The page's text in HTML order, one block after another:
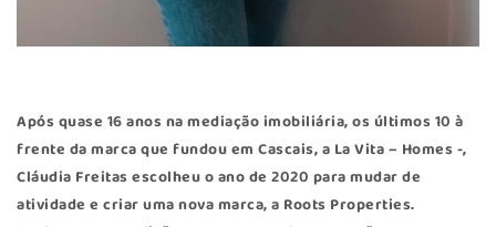
Após quase 16 anos na mediação imobiliária, os últimos 10 à
frente da marca que fundou em Cascais, a La Vita – Homes -,
Cláudia Freitas escolheu o ano de 2020 para mudar de
atividade e criar uma nova marca, a Roots Properties.